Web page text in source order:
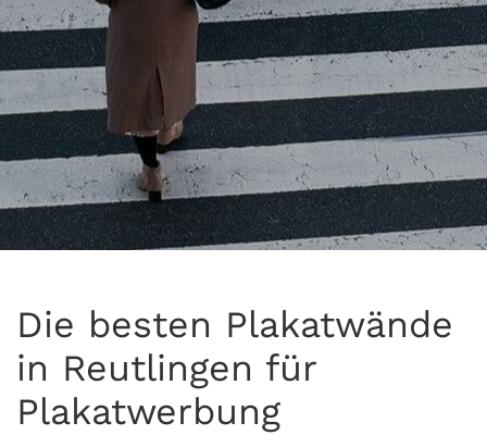
Die besten Plakatwände
in Reutlingen für
Plakatwerbung